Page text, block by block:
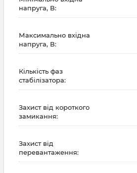
напруга, В:
Максимально вхідна
напруга, В:
Кількість фаз
стабілізатора:
Захист від короткого
замикання:
Захист від
перевантаження: